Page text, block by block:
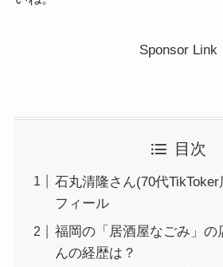
Sponsor Link
目次
石丸清隆さん(70代
フィール
福岡の「居酒屋なごみ」の
んの経歴は？